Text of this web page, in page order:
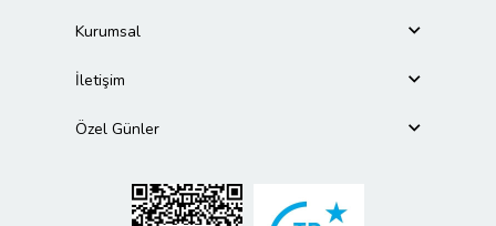
Kurumsal
İletişim
Özel Günler